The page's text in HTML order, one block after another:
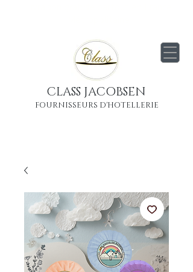
CLASS JACOBSEN
FOURNISSEURS D'HOTELLERIE